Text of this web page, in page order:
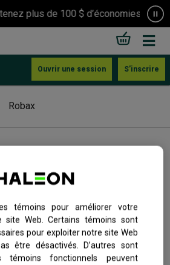
plus de 100 $ d’économies.
santé
Ouvrir une session S’inscrire
Robax
à soulager les maux de dos et
les muscles. Vous pouvez
le soulagement efficace des maux
témoins pour améliorer votre
site Web. Certains témoins sont
pour exploiter notre site Web
être désactivés. D’autres sont
fonctionnels peuvent